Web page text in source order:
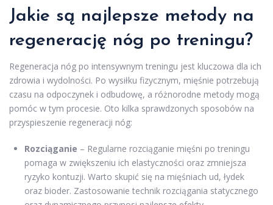
Jakie są najlepsze metody na
regenerację nóg po treningu?
Regeneracja nóg po intensywnym treningu jest kluczowa dla ich
zdrowia i wydolności. Po wysiłku fizycznym, mięśnie potrzebują
czasu na odpoczynek i odbudowę, a różnorodne metody mogą
pomóc w tym procesie. Oto kilka sprawdzonych sposobów na
przyspieszenie regeneracji nóg:
Rozciąganie – Regularne rozciąganie mięśni po treningu
pomaga w zwiększeniu ich elastyczności oraz zmniejsza
ryzyko kontuzji. Warto skupić się na mięśniach ud, łydek
oraz bioder. Zastosowanie technik rozciągania statycznego